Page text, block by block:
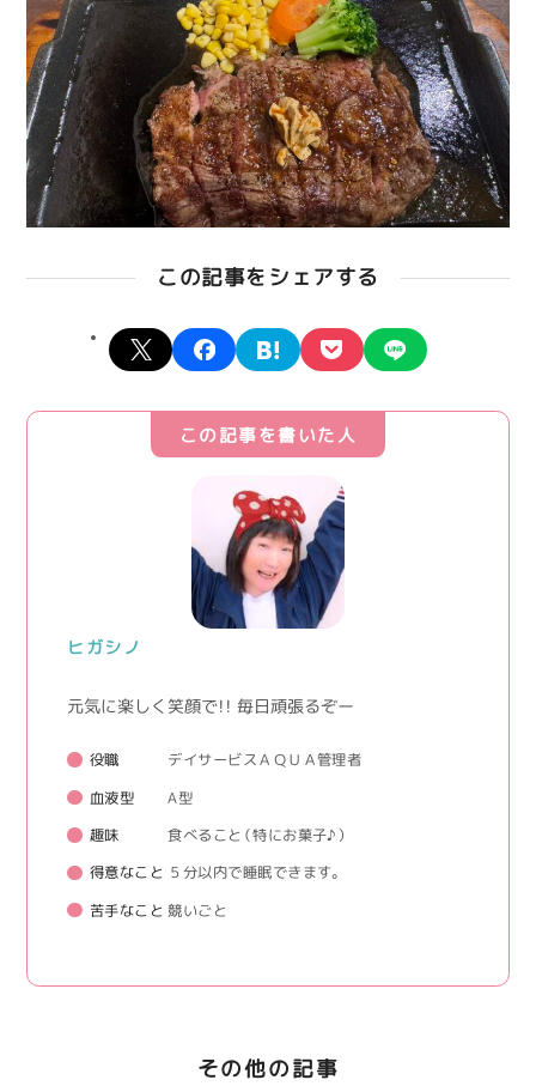
この記事をシェアする
X facebookhatena pocket
この記事を書いた人
ヒガシノ
元気に楽しく笑顔で！！ 毎日頑張るぞー
役職 デイサービスＡＱＵＡ管理者
血液型 A型
趣味 食べること（特にお菓子♪）
得意なこと ５分以内で睡眠できます。
苦手なこと 競いごと
その他の記事